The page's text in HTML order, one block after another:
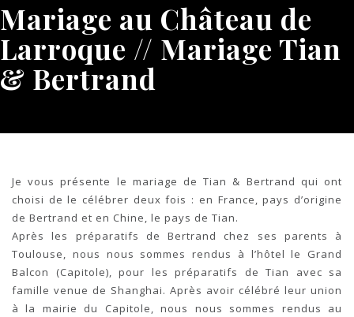
Mariage au Château de
Larroque // Mariage Tian
& Bertrand
Je vous présente le mariage de Tian & Bertrand qui ont
choisi de le célébrer deux fois : en France, pays d’origine
de Bertrand et en Chine, le pays de Tian.
Après les préparatifs de Bertrand chez ses parents à
Toulouse, nous nous sommes rendus à l’hôtel le Grand
Balcon (Capitole), pour les préparatifs de Tian avec sa
famille venue de Shanghai. Après avoir célébré leur union
à la mairie du Capitole, nous nous sommes rendus au